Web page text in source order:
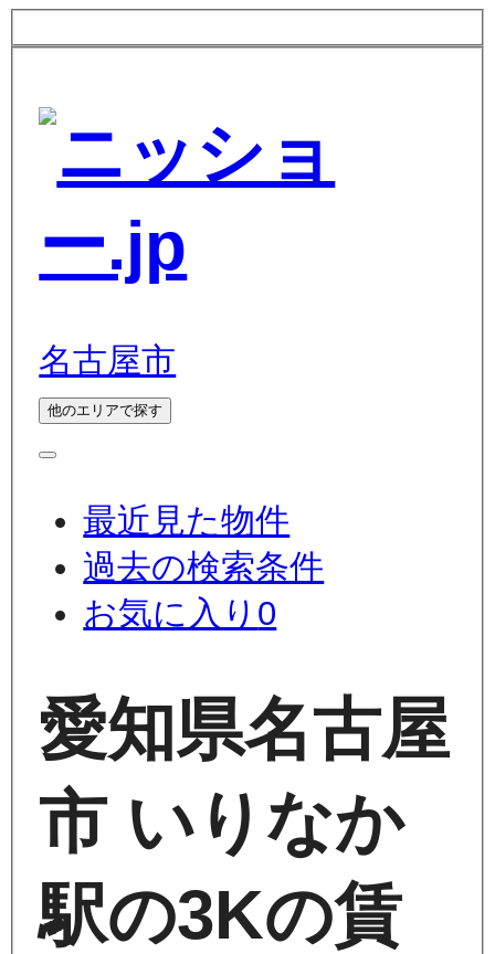
名古屋市
他のエリアで探す
最近見た物件
過去の検索条件
お気に入り 0
愛知県名古屋
市 いりなか
駅の3Kの賃